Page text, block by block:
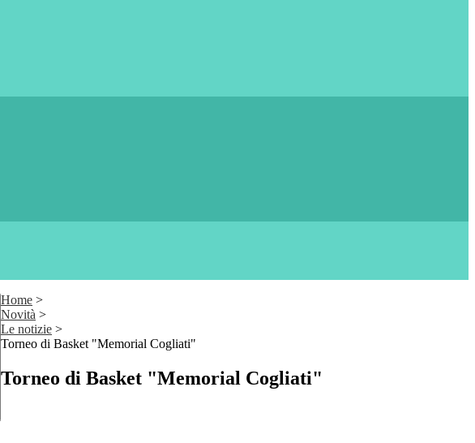
Home >
Novità >
Le notizie >
Torneo di Basket "Memorial Cogliati"
Torneo di Basket "Memorial Cogliati"